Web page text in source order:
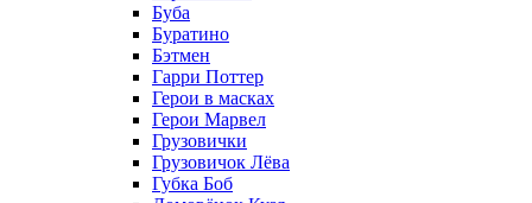
Буба
Буратино
Бэтмен
Гарри Поттер
Герои в масках
Герои Марвел
Грузовички
Грузовичок Лёва
Губка Боб